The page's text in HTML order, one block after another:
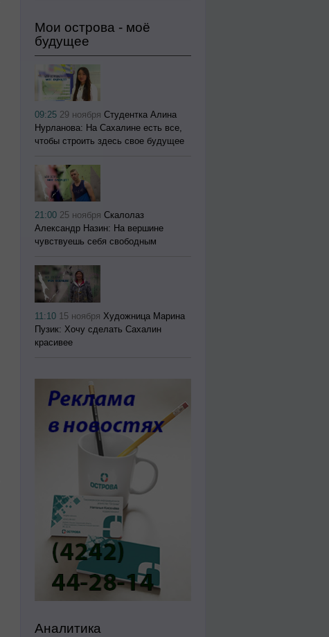
Мои острова - моё
будущее
09:25 29 ноября Студентка Алина
Нурланова: На Сахалине есть все,
чтобы строить здесь свое будущее
21:00 25 ноября Скалолаз
Александр Назин: На вершине
чувствуешь себя свободным
11:10 15 ноября Художница Марина
Пузик: Хочу сделать Сахалин
красивее
Аналитика